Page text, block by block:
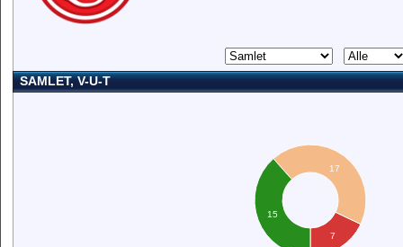
SAMLET, V-U-T
7
17
15